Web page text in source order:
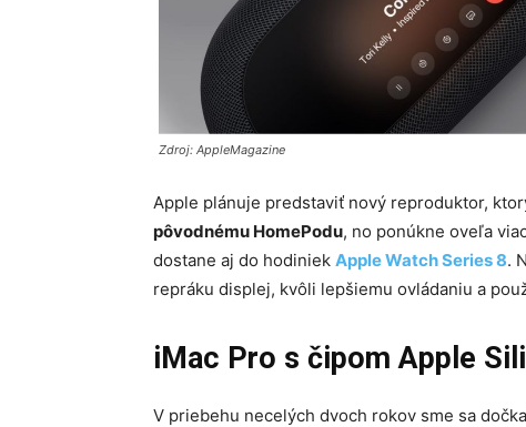
Zdroj: AppleMagazine
Apple plánuje predstaviť nový reproduktor,
pôvodnému HomePodu, no ponúkne oveľa
dostane aj do hodiniek Apple Watch Series 8.
repráku displej, kvôli lepšiemu ovládaniu a
iMac Pro s čipom Apple
V priebehu necelých dvoch rokov sme sa